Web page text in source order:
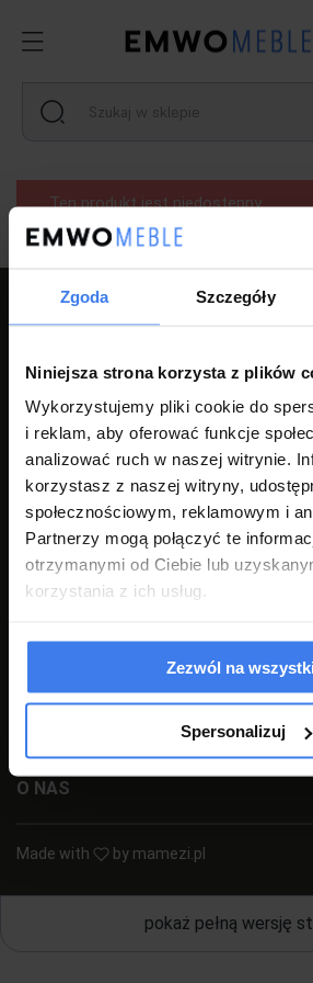
Zgoda Szczegóły
Niniejsza strona korzysta z plików
Wykorzystujemy pliki cookie do
i reklam, aby oferować funkcje
analizować ruch w naszej witrynie.
korzystasz z naszej witryny,
społecznościowym, reklamowym i
Partnerzy mogą połączyć te
otrzymanymi od Ciebie lub
korzystania z ich usług.
Zezwól na
Spersonalizuj
Ten produkt jest niedostępny.
PPH LUZ s.c Szlagor Marek
ul. Kołłątaja 8,
46-203 Kluczbork
NIP: 7510000534
+48 77 540 78 47(pon-pt
sklep@emwomeble.pl
PŁATNOŚCI I DOSTAWA
O NAS
Made with by mamezi.pl
pokaż pełną wersję